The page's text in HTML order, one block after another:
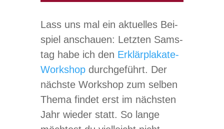
Lass uns mal ein aktu­el­les Bei­
spiel anschauen: Letz­ten Sams­
tag habe ich den Erklär­pla­kate-
Work­shopdurch­ge­führt. Der
nächste Work­shop zum sel­ben
Thema fin­det erst im nächs­ten
Jahr wie­der statt. So lange